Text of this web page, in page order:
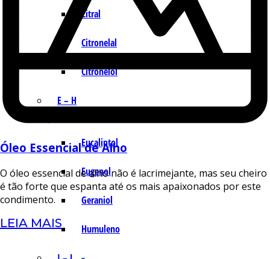
Citral
Citronelal
Citronelol
E – H
Eucaliptol
Eugenol
Geraniol
Humuleno
Óleo Essencial de Alho
O óleo essencial de alho não é lacrimejante, mas seu cheiro
é tão forte que espanta até os mais apaixonados por este
condimento.
LEIA MAIS